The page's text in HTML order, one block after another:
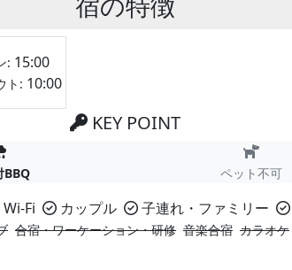
: 15:00
ト: 10:00
KEY POINT
BBQ ペット不可
Wi-Fi カップル 子連れ・ファミリー
合宿・ワーケーション・研修 音楽合宿 カラオケ